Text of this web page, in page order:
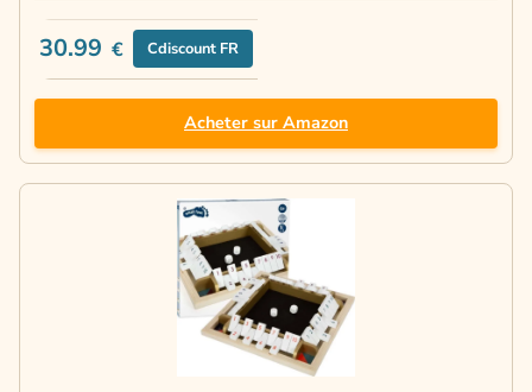
30.99 € Cdiscount FR
Acheter sur Amazon